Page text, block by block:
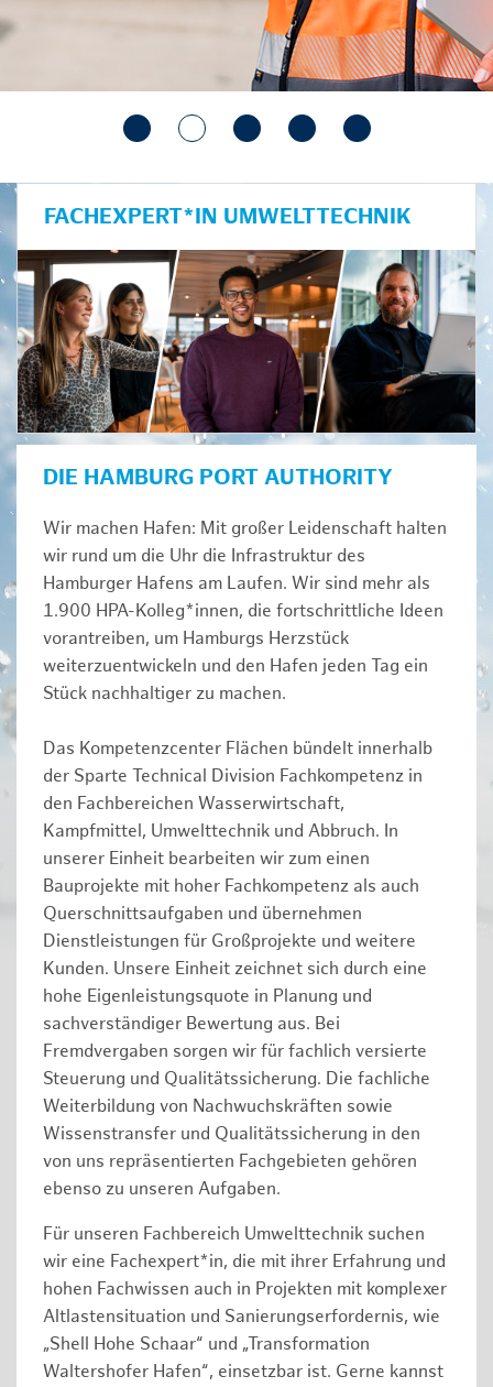
FACHEXPERT*IN UMWELTTECHNIK
DIE HAMBURG PORT AUTHORITY
Wir machen Hafen: Mit großer Leidenschaft halten
wir rund um die Uhr die Infrastruktur des
Hamburger Hafens am Laufen. Wir sind mehr als
1.900 HPA-Kolleg*innen, die fortschrittliche Ideen
vorantreiben, um Hamburgs Herzstück
weiterzuentwickeln und den Hafen jeden Tag ein
Stück nachhaltiger zu machen.
Das Kompetenzcenter Flächen bündelt innerhalb
der Sparte Technical Division Fachkompetenz in
den Fachbereichen Wasserwirtschaft,
Kampfmittel, Umwelttechnik und Abbruch. In
unserer Einheit bearbeiten wir zum einen
Bauprojekte mit hoher Fachkompetenz als auch
Querschnittsaufgaben und übernehmen
Dienstleistungen für Großprojekte und weitere
Kunden. Unsere Einheit zeichnet sich durch eine
hohe Eigenleistungsquote in Planung und
sachverständiger Bewertung aus. Bei
Fremdvergaben sorgen wir für fachlich versierte
Steuerung und Qualitätssicherung. Die fachliche
Weiterbildung von Nachwuchskräften sowie
Wissenstransfer und Qualitätssicherung in den
von uns repräsentierten Fachgebieten gehören
ebenso zu unseren Aufgaben.
Für unseren Fachbereich Umwelttechnik suchen
wir eine Fachexpert*in, die mit ihrer Erfahrung und
hohen Fachwissen auch in Projekten mit komplexer
Altlastensituation und Sanierungserfordernis, wie
„Shell Hohe Schaar“ und „Transformation
Waltershofer Hafen“, einsetzbar ist. Gerne kannst